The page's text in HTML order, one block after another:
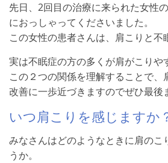
先日、2回目の治療に来られた女性
におっしゃってくださいました。
この女性の患者さんは、肩こりと不
実は不眠症の方の多くが肩がこりや
この２つの関係を理解することで
改善に一歩近づきますのでぜひ最後
いつ肩こりを感じますか
みなさんはどのようなときに肩のこ
うか。